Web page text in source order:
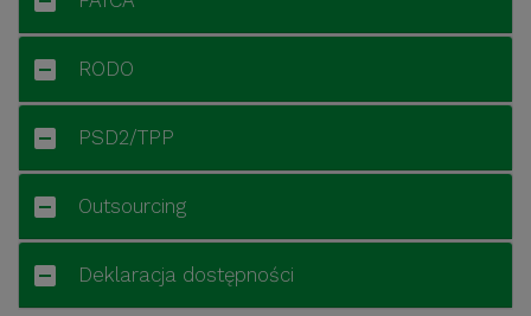
RODO
PSD2/TPP
Outsourcing
Deklaracja dostępności